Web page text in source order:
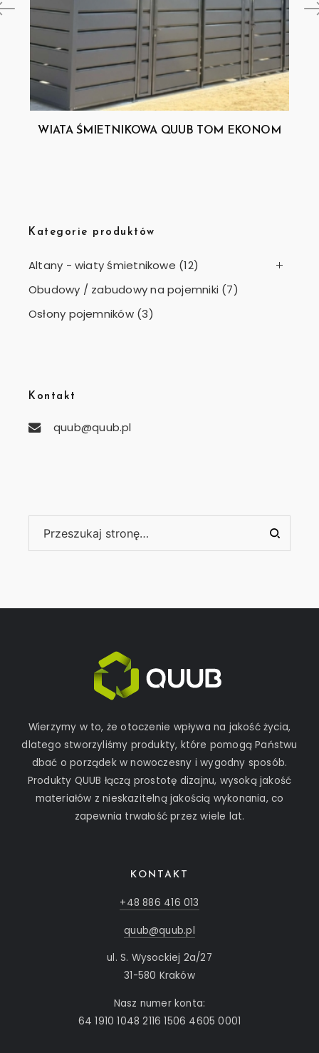
WIATA ŚMIETNIKOWA QUUB TOM EKONOM
Kategorie produktów
Altany - wiaty śmietnikowe (12)
Obudowy / zabudowy na pojemniki (7)
Osłony pojemników (3)
Kontakt
quub@quub.pl
Wierzymy w to, że otoczenie wpływa na jakość życia,
dlatego stworzyliśmy produkty, które pomogą Państwu
dbać o porządek w nowoczesny i wygodny sposób.
Produkty QUUB łączą prostotę dizajnu, wysoką jakość
materiałów z nieskazitelną jakością wykonania, co
zapewnia trwałość przez wiele lat.
KONTAKT
+48 886 416 013
quub@quub.pl
ul. S. Wysockiej 2a/27
31-580 Kraków
Nasz numer konta:
64 1910 1048 2116 1506 4605 0001